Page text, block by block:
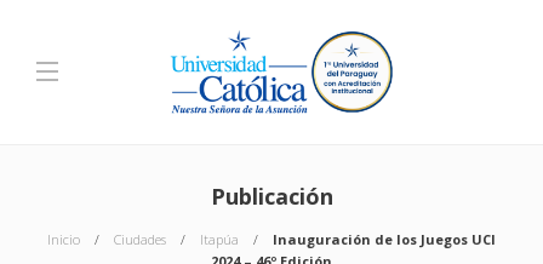
Publicación
Inicio Ciudades Itapúa
Inauguración de los Juegos UCI